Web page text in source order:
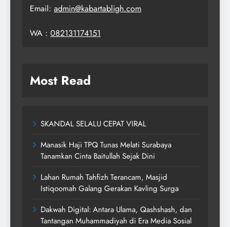
Email: admin@kabartabligh.com
WA : 082131174151
Most Read
SKANDAL SELALU CEPAT VIRAL
Manasik Haji TPQ Tunas Melati Surabaya
Tanamkan Cinta Baitullah Sejak Dini
Lahan Rumah Tahfizh Terancam, Masjid
Istiqoomah Galang Gerakan Kavling Surga
Dakwah Digital: Antara Ulama, Qashshash, dan
Tantangan Muhammadiyah di Era Media Sosial